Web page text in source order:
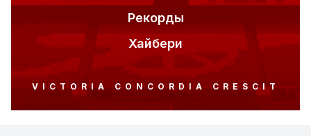
Рекорды
Хайбери
VICTORIA CONCORDIA CRESCIT